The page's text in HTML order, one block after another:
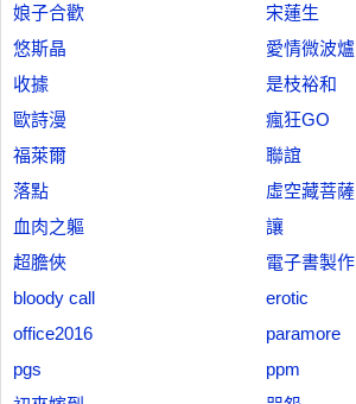
娘子合歡
宋蓮生
悠斯晶
愛情微波爐
收據
是枝裕和
歐詩漫
瘋狂GO
福萊爾
聯誼
落點
虛空藏菩薩
血肉之軀
讓
超膽俠
電子書製作
bloody call
erotic
office2016
paramore
pgs
ppm